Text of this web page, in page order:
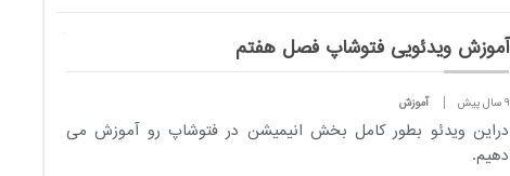
آموزش ویدئویی فتوشاپ فصل هفتم
9 سال پیش آموزش
دراین ویدئو بطور کامل بخش انیمیشن در فتوشاپ رو آموزش می
دهیم.